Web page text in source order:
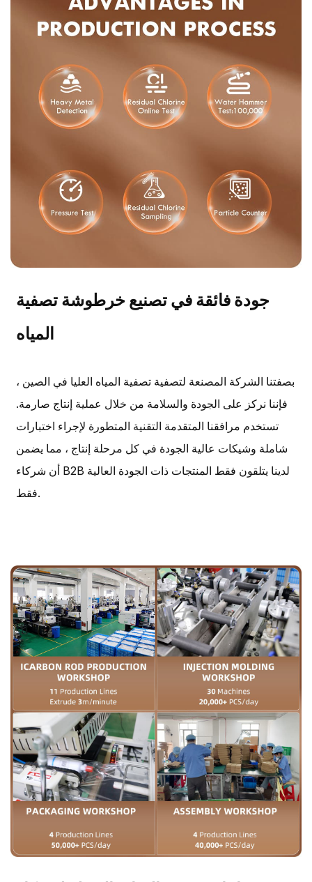
جودة فائقة في تصنيع خرطوشة تصفية
المياه
بصفتنا الشركة المصنعة لتصفية تصفية المياه العليا في الصين ،
فإننا نركز على الجودة والسلامة من خلال عملية إنتاج صارمة.
تستخدم مرافقنا المتقدمة التقنية المتطورة لإجراء اختبارات
شاملة وشيكات عالية الجودة في كل مرحلة إنتاج ، مما يضمن
أن شركاء B2B لدينا يتلقون فقط المنتجات ذات الجودة العالية
فقط.